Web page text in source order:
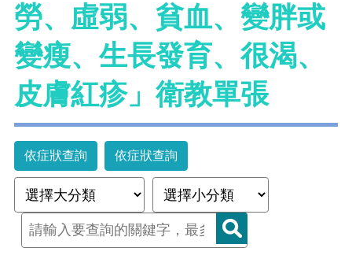
勞、虛弱、貧血、變胖或
變瘦、生長發育、很渴、
皮膚紅疹」衛教單張
依症狀查詢 依症狀查詢